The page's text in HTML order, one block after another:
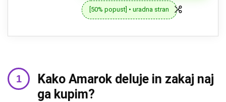
[50% popust] • uradna stran
Kako Amarok deluje in zakaj naj
ga kupim?